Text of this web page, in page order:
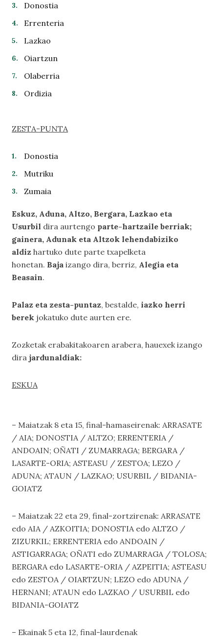
Donostia
Errenteria
Lazkao
Oiartzun
Olaberria
Ordizia
ZESTA-PUNTA
Donostia
Mutriku
Zumaia
Eskuz, Aduna, Altzo, Bergara, Lazkao eta
Usurbil dira aurtengo parte-hartzaile berriak;
gainera, Adunak eta Altzok lehendabiziko
aldiz hartuko dute parte txapelketa
honetan. Baja izango dira, berriz, Alegia eta
Beasain.
Palaz eta zesta-puntaz, bestalde, iazko herri
berek jokatuko dute aurten ere.
Zozketak erabakitakoaren arabera, hauexek izango
dira jardunaldiak:
ESKUA
– Maiatzak 8 eta 15, final-hamaseirenak: ARRASATE
/ AIA; DONOSTIA / ALTZO; ERRENTERIA /
ANDOAIN; OÑATI / ZUMARRAGA; BERGARA /
LASARTE-ORIA; ASTEASU / ZESTOA; LEZO /
ADUNA; ATAUN / LAZKAO; USURBIL / BIDANIA-
GOIATZ
– Maiatzak 22 eta 29, final-zortzirenak: ARRASATE
edo AIA / AZKOITIA; DONOSTIA edo ALTZO /
ZIZURKIL; ERRENTERIA edo ANDOAIN /
ASTIGARRAGA; OÑATI edo ZUMARRAGA / TOLOSA;
BERGARA edo LASARTE-ORIA / AZPEITIA; ASTEASU
edo ZESTOA / OIARTZUN; LEZO edo ADUNA /
HERNANI; ATAUN edo LAZKAO / USURBIL edo
BIDANIA-GOIATZ
– Ekainak 5 eta 12, final-laurdenak